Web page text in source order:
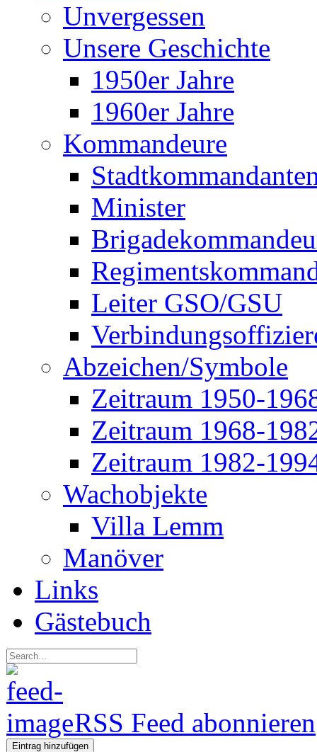
Unvergessen
Unsere Geschichte
1950er Jahre
1960er Jahre
Kommandeure
Minister
Leiter GSO/GSU
Abzeichen/Symbole
Zeitraum 1950-
Zeitraum 1968-
Zeitraum 1982-
Wachobjekte
Villa Lemm
Manöver
Links
Gästebuch
RSS Feed abonnieren
Eintrag hinzufügen